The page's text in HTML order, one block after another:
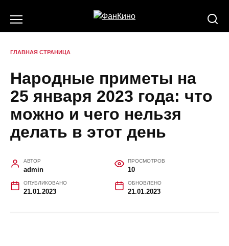
ГЛАВНАЯ СТРАНИЦА
Народные приметы на
25 января 2023 года: что
можно и чего нельзя
делать в этот день
АВТОР
admin
ПРОСМОТРОВ
10
ОПУБЛИКОВАНО
21.01.2023
ОБНОВЛЕНО
21.01.2023